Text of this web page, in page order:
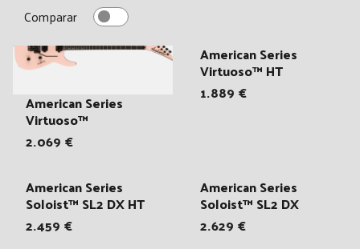
i
ó
Comparar
American Series
Virtuoso™
2.069 €
American Series
Virtuoso™ HT
1.889 €
American Series
Soloist™ SL2 DX HT
2.459 €
American Series
Soloist™ SL2 DX
2.629 €